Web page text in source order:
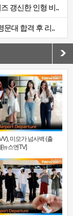
갱신한 인형 비..
문대 합격 후 리..
미모가 넘사벽 (출
뉴스엔TV]